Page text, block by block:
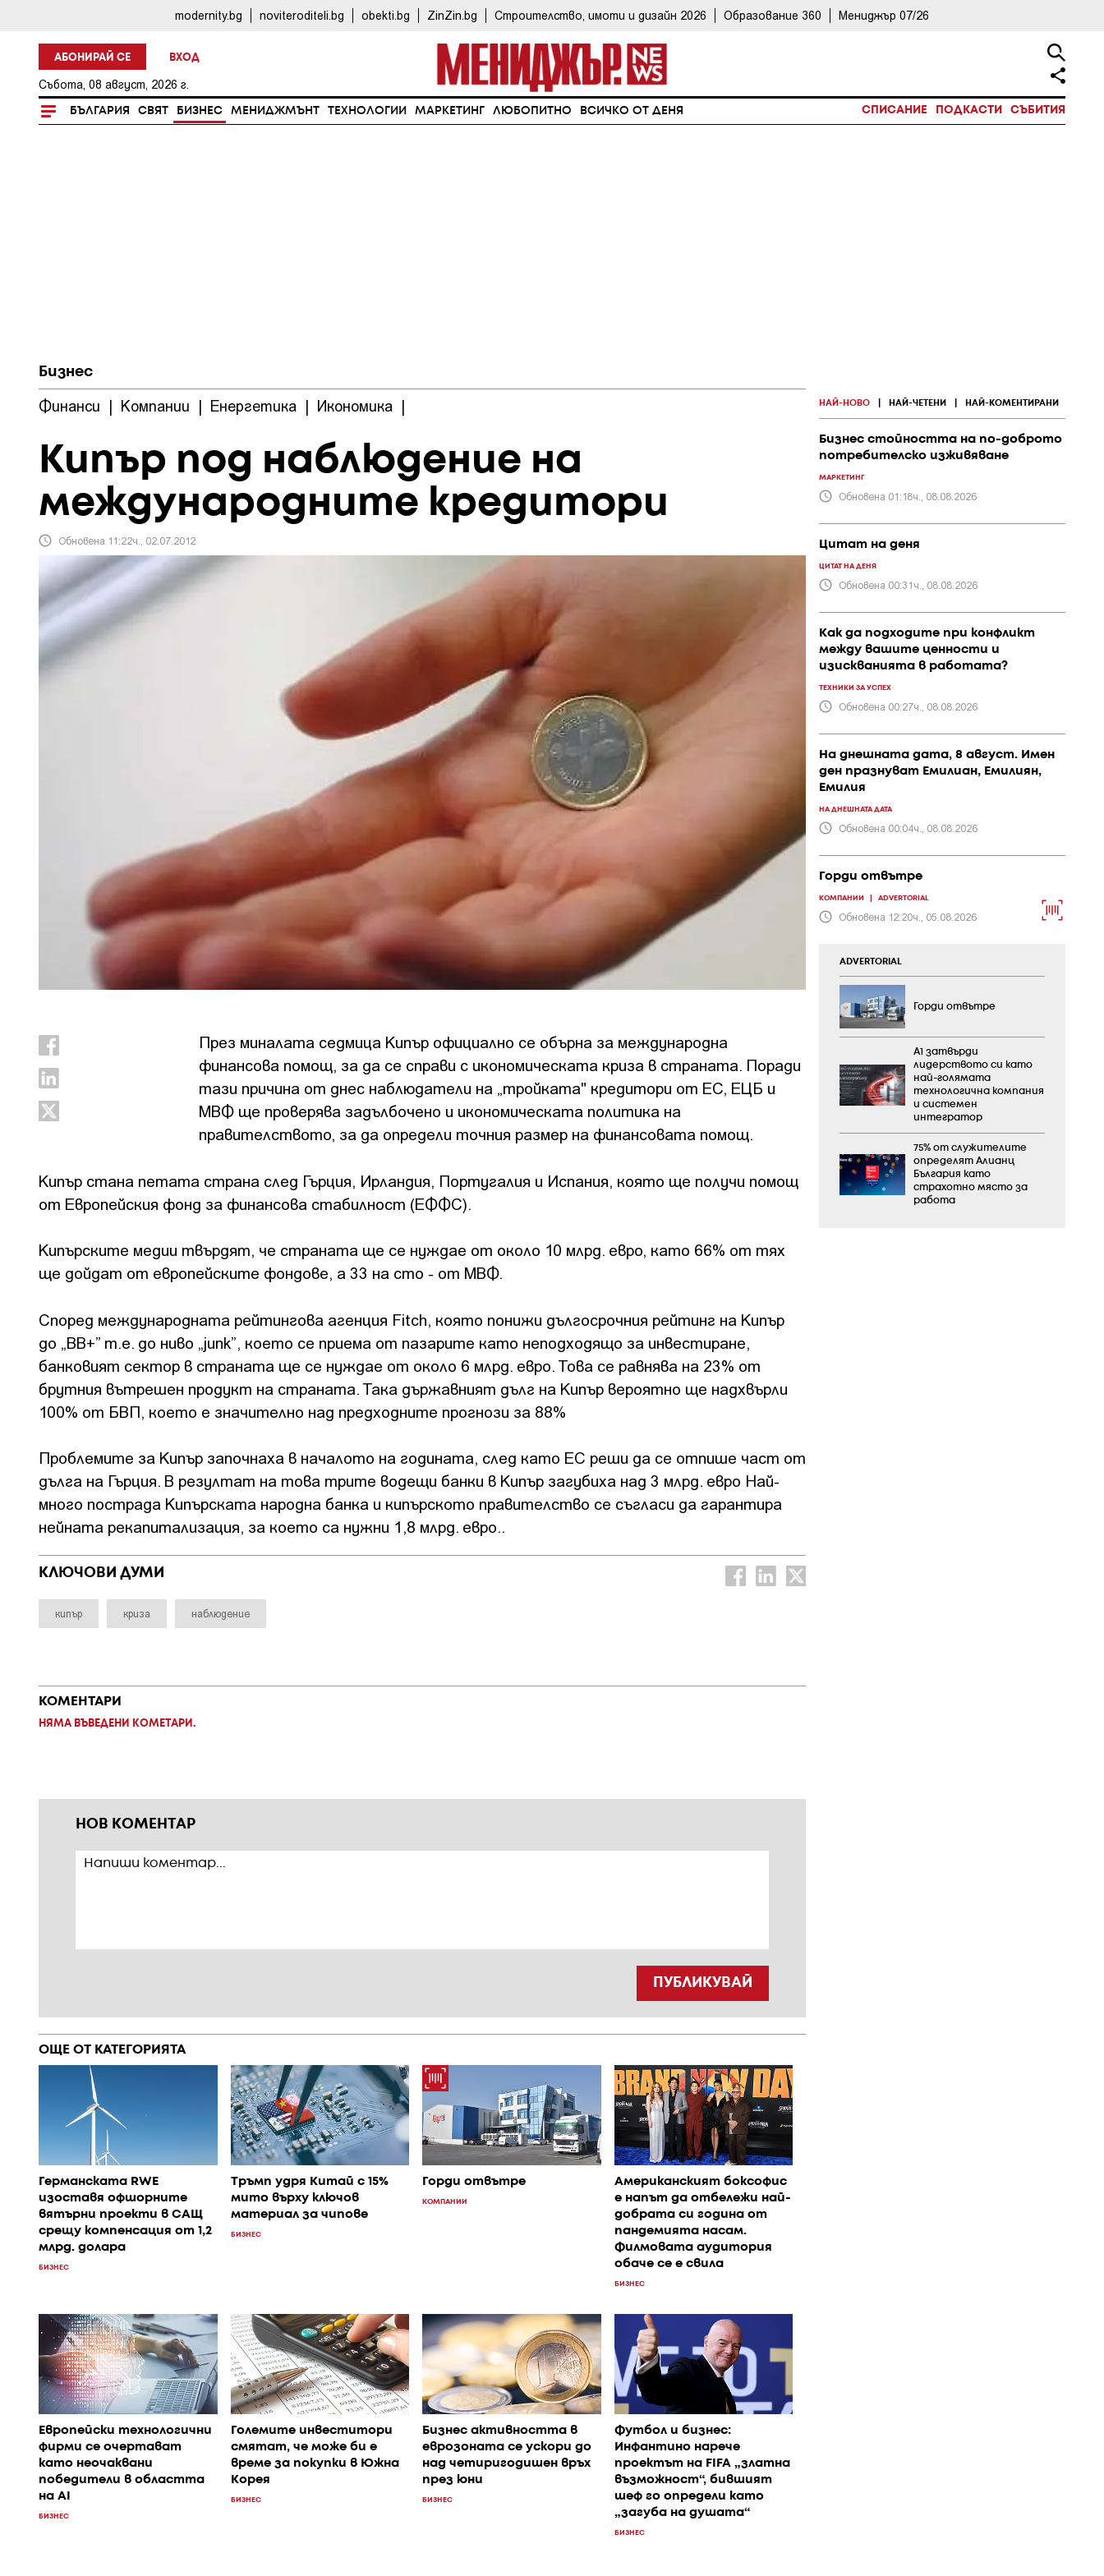
modernity.bg noviteroditeli.bg obekti.bg ZinZin.bg Строителство, имоти и дизайн 2026 Образование 360 Мениджър 07/26
АБОНИРАЙ СЕ ВХОД
Събота, 08 август, 2026 г.
БЪЛГАРИЯ СВЯТ БИЗНЕС МЕНИДЖМЪНТ ТЕХНОЛОГИИ МАРКЕТИНГ ЛЮБОПИТНО ВСИЧКО ОТ ДЕНЯ СПИСАНИЕ ПОДКАСТИ СЪБИТИЯ
Бизнес
Финанси | Компании | Енергетика | Икономика |
Кипър под наблюдение на
международните кредитори
Обновена 11:22ч., 02.07.2012
През миналата седмица Кипър официално се обърна за международна
финансова помощ, за да се справи с икономическата криза в страната. Поради
тази причина от днес наблюдатели на „тройката" кредитори от ЕС, ЕЦБ и
МВФ ще проверява задълбочено и икономическата политика на
правителството, за да определи точния размер на финансовата помощ.
Кипър стана петата страна след Гърция, Ирландия, Португалия и Испания, която ще получи помощ
от Европейския фонд за финансова стабилност (ЕФФС).
Кипърските медии твърдят, че страната ще се нуждае от около 10 млрд. евро, като 66% от тях
ще дойдат от европейските фондове, а 33 на сто - от МВФ.
Според международната рейтингова агенция Fitch, която понижи дългосрочния рейтинг на Кипър
до „ВВ+” т.е. до ниво „junk”, което се приема от пазарите като неподходящо за инвестиране,
банковият сектор в страната ще се нуждае от около 6 млрд. евро. Това се равнява на 23% от
брутния вътрешен продукт на страната. Така държавният дълг на Кипър вероятно ще надхвърли
100% от БВП, което е значително над предходните прогнози за 88%
Проблемите за Кипър започнаха в началото на годината, след като ЕС реши да се отпише част от
дълга на Гърция. В резултат на това трите водещи банки в Кипър загубиха над 3 млрд. евро Най-
много пострада Кипърската народна банка и кипърското правителство се съгласи да гарантира
нейната рекапитализация, за което са нужни 1,8 млрд. евро..
КЛЮЧОВИ ДУМИ
кипър криза наблюдение
КОМЕНТАРИ
НЯМА ВЪВЕДЕНИ КОМЕТАРИ.
НОВ КОМЕНТАР
ПУБЛИКУВАЙ
ОЩЕ ОТ КАТЕГОРИЯТА
Германската RWE
изоставя офшорните
вятърни проекти в САЩ
срещу компенсация от 1,2
млрд. долара
БИЗНЕС
Тръмп удря Китай с 15%
мито върху ключов
материал за чипове
БИЗНЕС
Горди отвътре
КОМПАНИИ
Американският боксофис
е напът да отбележи най-
добрата си година от
пандемията насам.
Филмовата аудитория
обаче се е свила
БИЗНЕС
Европейски технологични
фирми се очертават
като неочаквани
победители в областта
на AI
БИЗНЕС
Големите инвеститори
смятат, че може би е
време за покупки в Южна
Корея
БИЗНЕС
Бизнес активността в
еврозоната се ускори до
над четиригодишен връх
през юни
БИЗНЕС
Футбол и бизнес:
Инфантино нарече
проектът на FIFA „златна
възможност“, бившият
шеф го определи като
„загуба на душата“
БИЗНЕС
НАЙ-НОВО НАЙ-ЧЕТЕНИ НАЙ-КОМЕНТИРАНИ
Бизнес стойността на по-доброто
потребителско изживяване
МАРКЕТИНГ
Обновена 01:18ч., 08.08.2026
Цитат на деня
ЦИТАТ НА ДЕНЯ
Обновена 00:31ч., 08.08.2026
Как да подходите при конфликт
между вашите ценности и
изискванията в работата?
ТЕХНИКИ ЗА УСПЕХ
Обновена 00:27ч., 08.08.2026
На днешната дата, 8 август. Имен
ден празнуват Емилиан, Емилиян,
Емилия
НА ДНЕШНАТА ДАТА
Обновена 00:04ч., 08.08.2026
Горди отвътре
КОМПАНИИ ADVERTORIAL
Обновена 12:20ч., 05.08.2026
ADVERTORIAL
Горди отвътре
А1 затвърди
лидерството си като
най-голямата
технологична компания
и системен
интегратор
75% от служителите
определят Алианц
България като
страхотно място за
работа